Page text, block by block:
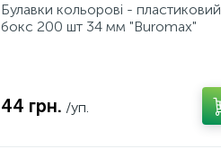
Булавки кольорові - пластиковий
бокс 200 шт 34 мм "Buromax"
44 грн. /уп.